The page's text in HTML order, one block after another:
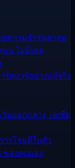
ความจำรุ่นล่าสุด
น ไม่มีเลย
ร์ดแวร์อย่างแท้จริง
นออกกลาง, เอเชีย
รโจมตีในตัว
ของคุณเอง